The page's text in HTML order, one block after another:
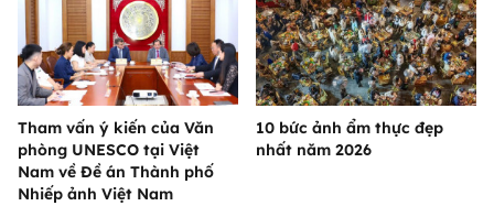
Tham vấn ý kiến của Văn
phòng UNESCO tại Việt
Nam về Đề án Thành phố
Nhiếp ảnh Việt Nam
10 bức ảnh ẩm thực đẹp
nhất năm 2026